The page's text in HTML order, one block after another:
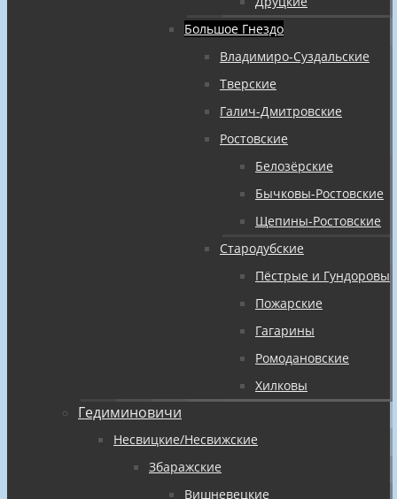
Большое Гнездо
Владимиро-Суздальские
Тверские
Галич-Дмитровские
Ростовские
Белозёрские
Бычковы-Ростовские
Щепины-Ростовские
Стародубские
Пёстрые и Гундоровы
Пожарские
Гагарины
Ромодановские
Хилковы
Гедиминовичи
Несвицкие/Несвижские
Збаражские
Вишневецкие